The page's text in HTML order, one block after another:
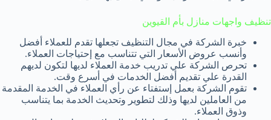
تنظيف واجهات منازل بأم القيوين
خبرة الشركة في مجال التنظيف تجعلها تقدم للعملاء أفضل
وأنسب عروض الأسعار التي تتناسب مع إحتياجات العملاء.
تحرص الشركة علي تدريب خدمة العملاء لديها لتكون لديهم
القدرة علي تقديم أفضل الخدمات في أسرع وقت.
تقوم الشركة بعمل إستفتاء عن رأي العملاء في الخدمة المقدمة
من العاملين لديها وذلك لتطوير وتحديث الخدمة بما يتناسب
وذوق العملاء.